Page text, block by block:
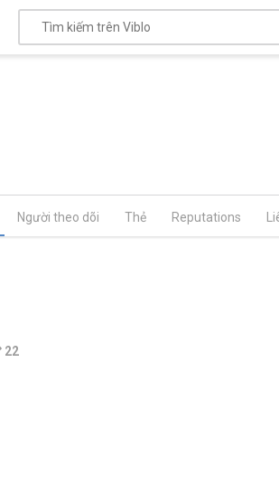
Người theo dõi Thẻ Reputations
22